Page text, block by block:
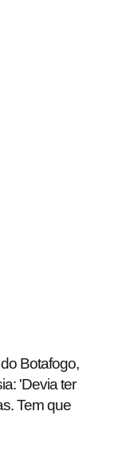
Botafogo,
'Devia ter
Tem que